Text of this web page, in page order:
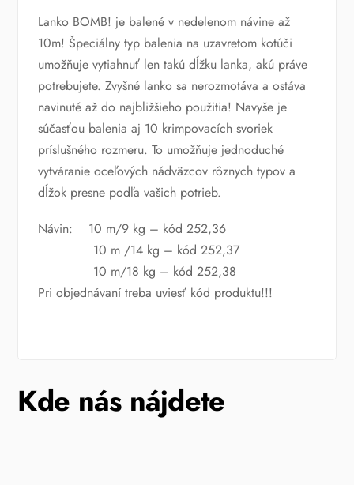
Lanko BOMB! je balené v nedelenom návine až
10m! Špeciálny typ balenia na uzavretom kotúči
umožňuje vytiahnuť len takú dĺžku lanka, akú práve
potrebujete. Zvyšné lanko sa nerozmotáva a ostáva
navinuté až do najbližšieho použitia! Navyše je
súčasťou balenia aj 10 krimpovacích svoriek
príslušného rozmeru. To umožňuje jednoduché
vytváranie oceľových nádväzcov rôznych typov a
dĺžok presne podľa vašich potrieb.
Návin: 10 m/9 kg – kód 252,36
10 m /14 kg – kód 252,37
10 m/18 kg – kód 252,38
Pri objednávaní treba uviesť kód produktu!!!
Kde nás nájdete